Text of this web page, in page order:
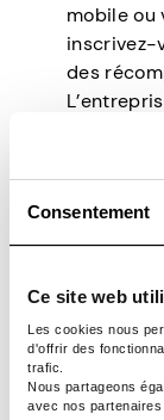
Consentement
Ce site web
Les cookies nous
d'offrir des
trafic.
Nous partageons
avec nos
mobile ou
inscrivez-
des
fonction
recevez
pas les
pouvez
votre
vous
PayPal et
magasins